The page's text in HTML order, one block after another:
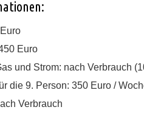
Euro
und Strom: nach Verbrauch
die 9. Person: 350 Euro /
Verbrauch